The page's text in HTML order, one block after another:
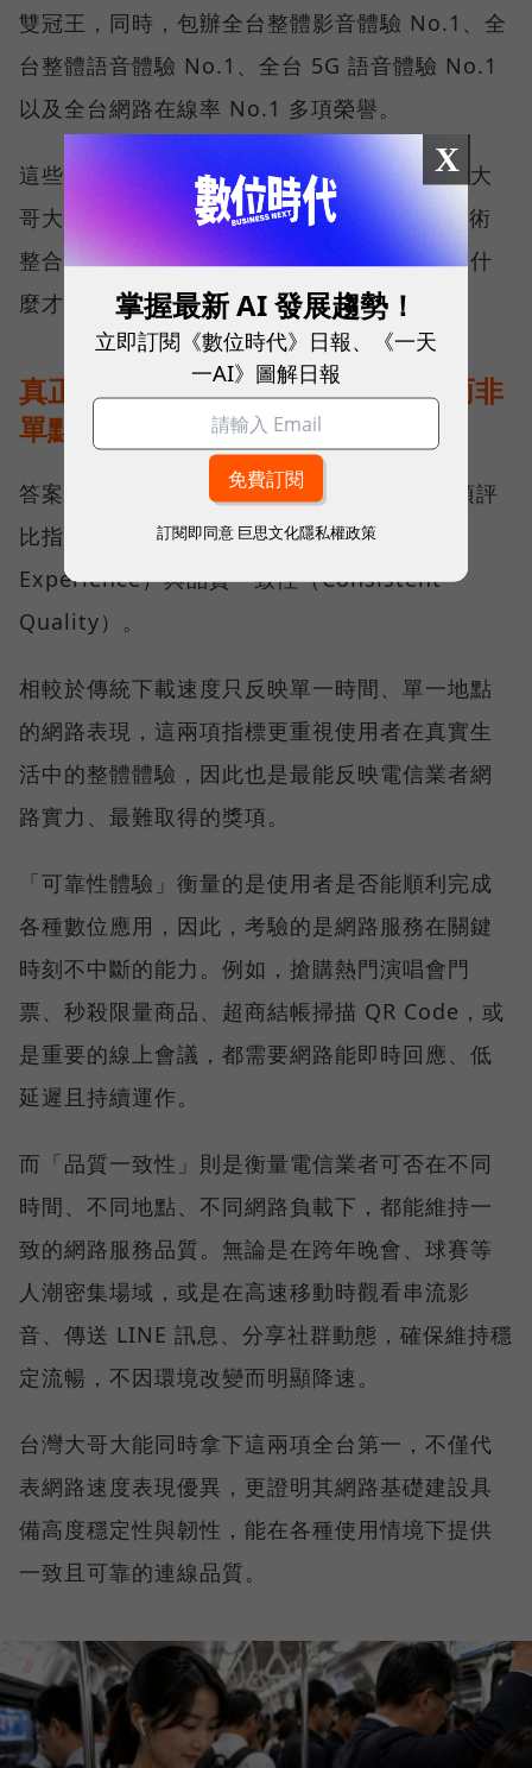
雙冠王，同時，包辦全台整體影音體驗 No.1、全
台整體語音體驗 No.1、全台 5G 語音體驗 No.1
以及全台網路在線率 No.1 多項榮譽。
這些獎項反映的不只是網路順暢，更代表台灣大
哥大長期投入頻譜布局、基地台建設與 5G 技術
整合所累積的成果，也讓外界重新思考：究竟什
麼才是真正的好網路？
真正的好網路，比的是長期穩定、而非
單點測速
答案，就藏在 Opensignal 最具代表性的兩項評
比指標──可靠性體驗（Reliability
Experience）與品質一致性（Consistent
Quality）。
相較於傳統下載速度只反映單一時間、單一地點
的網路表現，這兩項指標更重視使用者在真實生
活中的整體體驗，因此也是最能反映電信業者網
路實力、最難取得的獎項。
「可靠性體驗」衡量的是使用者是否能順利完成
各種數位應用，因此，考驗的是網路服務在關鍵
時刻不中斷的能力。例如，搶購熱門演唱會門
票、秒殺限量商品、超商結帳掃描 QR Code，或
是重要的線上會議，都需要網路能即時回應、低
延遲且持續運作。
而「品質一致性」則是衡量電信業者可否在不同
時間、不同地點、不同網路負載下，都能維持一
致的網路服務品質。無論是在跨年晚會、球賽等
人潮密集場域，或是在高速移動時觀看串流影
音、傳送 LINE 訊息、分享社群動態，確保維持穩
定流暢，不因環境改變而明顯降速。
台灣大哥大能同時拿下這兩項全台第一，不僅代
表網路速度表現優異，更證明其網路基礎建設具
備高度穩定性與韌性，能在各種使用情境下提供
一致且可靠的連線品質。
X
掌握最新 AI 發展趨勢！
立即訂閱《數位時代》日報、《一天
一AI》圖解日報
訂閱即同意 巨思文化隱私權政策